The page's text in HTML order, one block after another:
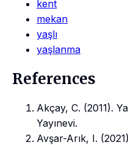
kent
mekan
yaşlı
yaşlanma
References
Akçay, C. (2011).
Yayınevi.
Avşar-Arık, I.